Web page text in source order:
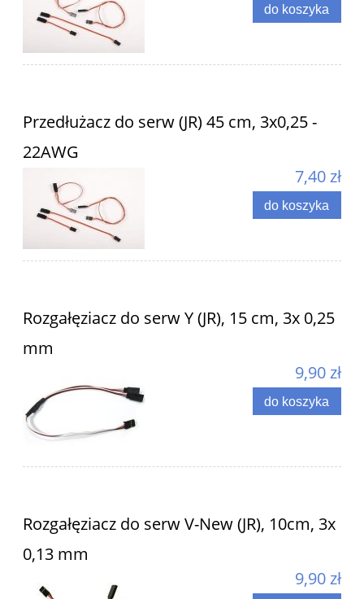
do koszyka
Przedłużacz do serw (JR) 45 cm, 3x0,25 -
22AWG
7,40 zł
do koszyka
Rozgałęziacz do serw Y (JR), 15 cm, 3x 0,25
mm
9,90 zł
do koszyka
Rozgałęziacz do serw V-New (JR), 10cm, 3x
0,13 mm
9,90 zł